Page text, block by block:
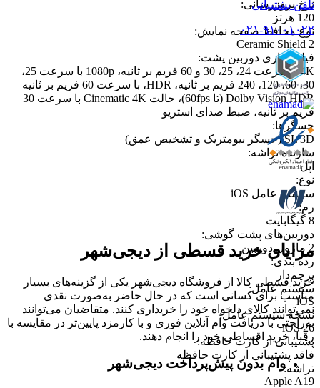
نرخ بروزرسانی:
120 هرتز
نوع محافظ صفحه نمایش:
Ceramic Shield 2
فیلمبرداری دوربین پشت:
4K با سرعت 24، 25، 30 و 60 فریم بر ثانیه، 1080p با سرعت 25،
30، 60، 120، 240 فریم بر ثانیه، HDR، با سرعت 60 فریم بر ثانیه
Dolby Vision HDR (تا 60fps)، حالت Cinematic 4K با سرعت 30
فریم بر ثانیه، ضبط صدای استریو
حسگرها:
SL 3D (حسگر بیومتریک و تشخیص عمق)
سازنده تراشه:
اپل
نوع:
سیستم عامل iOS
رم:
8 گیگابایت
دوربین‌های پشت گوشی:
2 ماژول دوربین
رده بندی:
پرچم‌دار
سیستم عامل:
iOS
نسخه سیستم عامل:
iOS 26
پشتیبانی از کارت حافظه:
فاقد پشتیبانی از کارت حافظه
تراشه:
Apple A19
تلفن پشتیبانی
۰۲۱-۹۱۰۰۱۰۲۲
مزایای خرید قسطی از دیجی‌شهر
خرید قسطی کالا از فروشگاه دیجی‌شهر یکی از گزینه‌های بسیار
مناسب برای کسانی است که در حال حاضر به‌صورت نقدی
نمی‌توانند کالای دلخواه خود را خریداری کنند. متقاضیان می‌توانند
به‌راحتی با دریافت وام آنلاین فوری و با کارمزد پایین‌تر در مقایسه با
رقبا، خرید اقساطی خود را انجام دهند.
وام بدون پیش‌پرداخت‌ دیجی‌شهر